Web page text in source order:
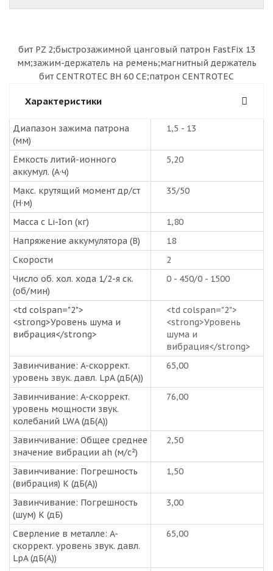
бит PZ 2;быстрозажимной цанговый патрон FastFix 13
мм;зажим-держатель на ремень;магнитный держатель
бит CENTROTEC BH 60 CE;патрон CENTROTEC
Характеристики
Диапазон зажима патрона
(мм)
1,5 - 13
Ёмкость литий-ионного
аккумул. (А·ч)
5,20
Макс. крутящий момент др/ст
(Н·м)
35/50
Масса с Li-Ion (кг)
1,80
Напряжение аккумулятора (В)
18
Скорости
2
Число об. хол. хода 1/2-я ск.
(об/мин)
0 - 450/0 - 1500
<td colspan="2">
<strong>Уровень шума и
вибрация</strong>
<td colspan="2">
<strong>Уровень
шума и
вибрация</strong>
Завинчивание: A-скоррект.
уровень звук. давл. LpA (дБ(A))
65,00
Завинчивание: A-скоррект.
уровень мощности звук.
колебаний LWA (дБ(A))
76,00
Завинчивание: Общее среднее
значение вибрации ah (м/с²)
2,50
Завинчивание: Погрешность
(вибрация) K (дБ(A))
1,50
Завинчивание: Погрешность
(шум) K (дБ)
3,00
Сверление в металле: A-
скоррект. уровень звук. давл.
LpA (дБ(A))
65,00